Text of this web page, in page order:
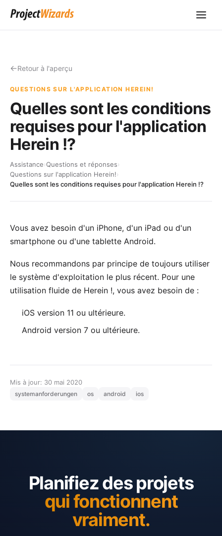
Retour à l'aperçu
QUESTIONS SUR L'APPLICATION HEREIN!
Quelles sont les conditions
requises pour l'application
Herein !?
Assistance›Questions et réponses›
Questions sur l'application Herein!›
Quelles sont les conditions requises pour l'application Herein !?
Vous avez besoin d'un iPhone, d'un iPad ou d'un
smartphone ou d'une tablette Android.
Nous recommandons par principe de toujours utiliser
le système d'exploitation le plus récent. Pour une
utilisation fluide de Herein !, vous avez besoin de :
iOS version 11 ou ultérieure.
Android version 7 ou ultérieure.
Mis à jour: 30 mai 2020
systemanforderungen os android ios
Planifiez des projets
qui fonctionnent
vraiment.